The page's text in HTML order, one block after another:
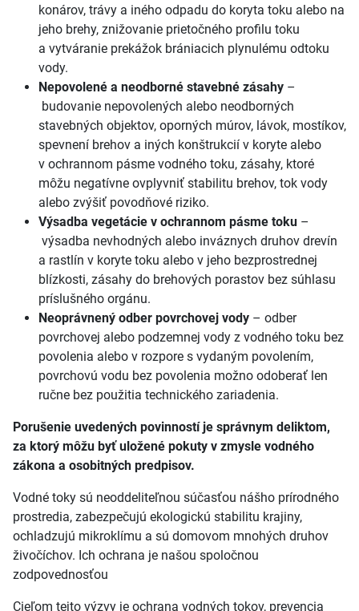
konárov, trávy a iného odpadu do koryta toku alebo na
jeho brehy, znižovanie prietočného profilu toku
a vytváranie prekážok brániacich plynulému odtoku
vody.
Nepovolené a neodborné stavebné zásahy –
budovanie nepovolených alebo neodborných
stavebných objektov, oporných múrov, lávok, mostíkov,
spevnení brehov a iných konštrukcií v koryte alebo
v ochrannom pásme vodného toku, zásahy, ktoré
môžu negatívne ovplyvniť stabilitu brehov, tok vody
alebo zvýšiť povodňové riziko.
Výsadba vegetácie v ochrannom pásme toku –
výsadba nevhodných alebo inváznych druhov drevín
a rastlín v koryte toku alebo v jeho bezprostrednej
blízkosti, zásahy do brehových porastov bez súhlasu
príslušného orgánu.
Neoprávnený odber povrchovej vody – odber
povrchovej alebo podzemnej vody z vodného toku bez
povolenia alebo v rozpore s vydaným povolením,
povrchovú vodu bez povolenia možno odoberať len
ručne bez použitia technického zariadenia.
Porušenie uvedených povinností je správnym deliktom,
za ktorý môžu byť uložené pokuty v zmysle vodného
zákona a osobitných predpisov.
Vodné toky sú neoddeliteľnou súčasťou nášho prírodného
prostredia, zabezpečujú ekologickú stabilitu krajiny,
ochladzujú mikroklímu a sú domovom mnohých druhov
živočíchov. Ich ochrana je našou spoločnou
zodpovednosťou
Cieľom tejto výzvy je ochrana vodných tokov, prevencia